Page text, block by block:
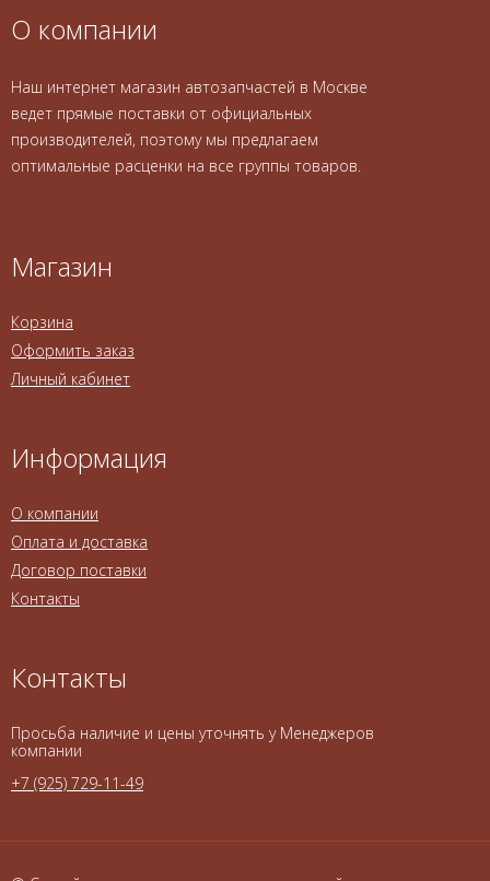
О компании
Наш интернет магазин автозапчастей в Москве
ведет прямые поставки от официальных
производителей, поэтому мы предлагаем
оптимальные расценки на все группы товаров.
Магазин
Корзина
Оформить заказ
Личный кабинет
Информация
О компании
Оплата и доставка
Договор поставки
Контакты
Контакты
Просьба наличие и цены уточнять у Менеджеров
компании
+7 (925) 729-11-49